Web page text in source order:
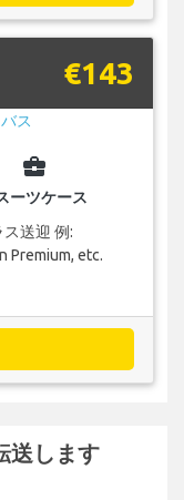
€143
business_center
ーツケース
送迎 例:
Premium, etc.
します